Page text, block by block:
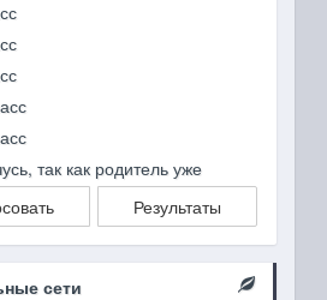
так как родитель уже
Результаты
сети